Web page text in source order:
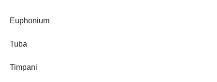
Euphonium
Tuba
Timpani